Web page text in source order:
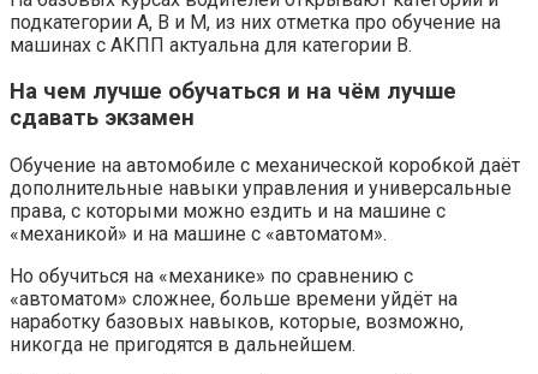
подкатегории А, В и М, из них отметка про обучение на
машинах с АКПП актуальна для категории В.
На чем лучше обучаться и на чём лучше
сдавать экзамен
Обучение на автомобиле с механической коробкой даёт
дополнительные навыки управления и универсальные
права, с которыми можно ездить и на машине с
«механикой» и на машине с «автоматом».
Но обучиться на «механике» по сравнению с
«автоматом» сложнее, больше времени уйдёт на
наработку базовых навыков, которые, возможно,
никогда не пригодятся в дальнейшем.